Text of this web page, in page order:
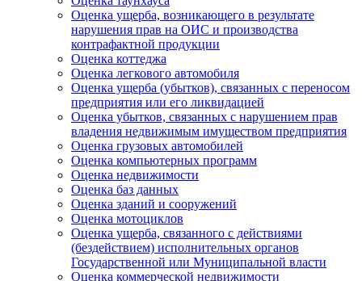
Оценка ущерба, возникающего в результате
нарушения прав на ОИС и производства
контрафактной продукции
Оценка коттеджа
Оценка легкового автомобиля
Оценка ущерба (убытков), связанных с переносом
предприятия или его ликвидацией
Оценка убытков, связанных с нарушением прав
владения недвижимым имуществом предприятия
Оценка грузовых автомобилей
Оценка компьютерных программ
Оценка недвижимости
Оценка баз данных
Оценка зданий и сооружений
Оценка мотоциклов
Оценка ущерба, связанного с действиями
(бездействием) исполнительных органов
Государственной или Муниципальной власти
Оценка коммерческой недвижимости